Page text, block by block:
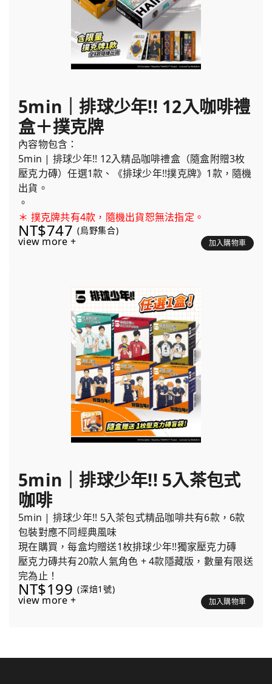
5min｜排球少年!! 12入咖啡禮
盒＋撲克牌
內容物包含：
5min | 排球少年!! 12入精品咖啡禮盒（隨盒附贈3枚
壓克力磚）任選1款、《排球少年!!撲克牌》1款，隨機
出貨。
。
＊ 撲克牌共有4款，隨機出貨恕無法指定。
NT$747 (烏野集合)
view more + 加入購物車
5min｜排球少年!! 5入茶包式
咖啡
5min | 排球少年!! 5入茶包式精品咖啡共有6款，6款
包裝對應不同經典風味
現在購買，每盒均贈送1枚排球少年!!獨家壓克力磚
壓克力磚共有20款人氣角色 + 4款隱藏版，數量有限送
完為止！
NT$199 (深焙1號)
view more + 加入購物車